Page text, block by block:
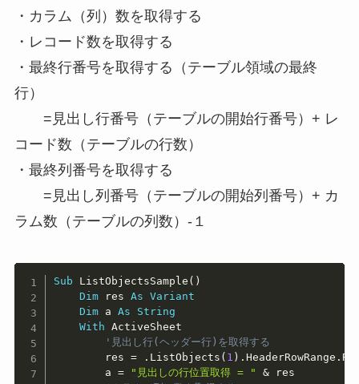
・カラム（列）数を取得する
・レコード数を取得する
・最終行番号を取得する（テーブル領域の最終
行）
=見出し行番号（テーブルの開始行番号）+ レ
コード数（テーブルの行数）
・最終列番号を取得する
=見出し列番号（テーブルの開始列番号）+ カ
ラム数（テーブルの列数）-１
Sub ListObjectsSample ( )
Dim res As
Variant
Dim a As
String
With ActiveSheet
'見出し行(ヘッダー行)を取得する
        res
= . ListObjects ( 1 ) .HeaderRowRange .
        a
= "見出しの行位置取得 = " & res